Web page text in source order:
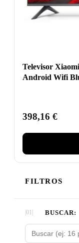
Televisor
Android Wifi
398,16 €
FILTROS
BUSCAR: